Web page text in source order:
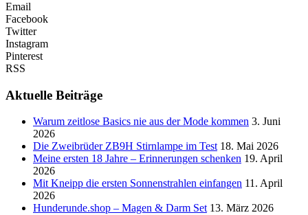
Email
Facebook
Twitter
Instagram
Pinterest
RSS
Aktuelle Beiträge
Warum zeitlose Basics nie aus der Mode kommen 3. Juni
2026
Die Zweibrüder ZB9H Stirnlampe im Test 18. Mai 2026
Meine ersten 18 Jahre – Erinnerungen schenken 19. April
2026
Mit Kneipp die ersten Sonnenstrahlen einfangen 11. April
2026
Hunderunde.shop – Magen & Darm Set 13. März 2026